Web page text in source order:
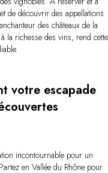
de découvrir des appellations
des châteaux de la
la richesse des vins, rend cette
votre escapade
incontournable pour un
en Vallée du Rhône pour